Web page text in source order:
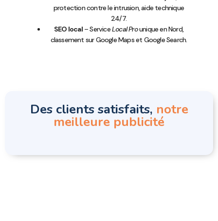
protection contre le intrusion, aide technique
24/7.
SEO local– ServiceLocal Prounique en Nord,
classement sur Google Maps et Google Search.
Des clients satisfaits, notre
meilleure publicité